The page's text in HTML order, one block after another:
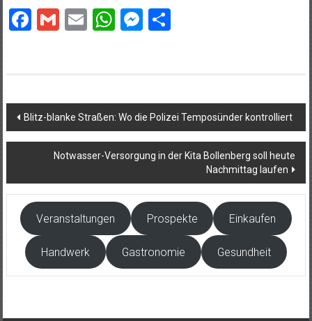
Facebook
GmailEmailWhatsApp
Messenger
Beitragsnavigation
Blitz-blanke Straßen: Wo die Polizei Temposünder kontrolliert
Notwasser-Versorgung in der Kita Bollenberg soll heute
Nachmittag laufen
Veranstaltungen Prospekte Einkaufen
Handwerk Gastronomie Gesundheit